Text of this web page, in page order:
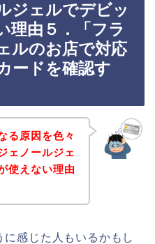
ジェルでデビッ
理由５．「フラ
ルのお店で対応
ードを確認す
る原因を色々
ェノールジェ
使えない理由
に感じた人もいるかもし